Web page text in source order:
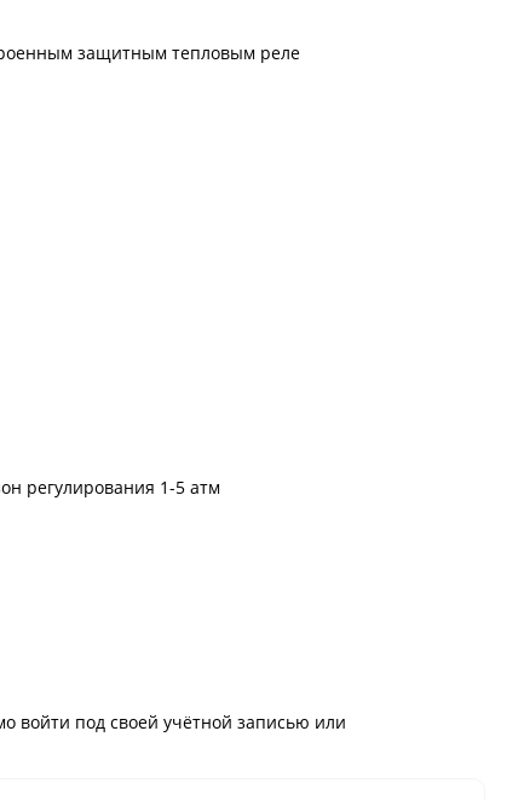
защитным тепловым реле
регулирования 1-5 атм
войти под своей учётной записью или